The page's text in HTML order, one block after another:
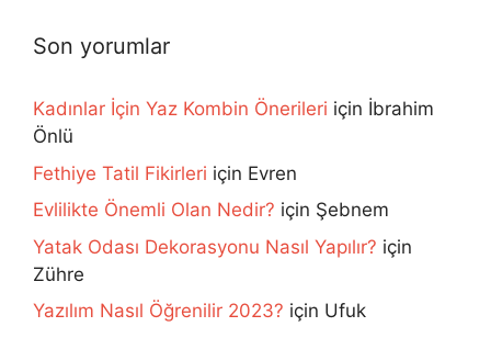
Son yorumlar
Kadınlar İçin Yaz Kombin Önerileri için İbrahim
Önlü
Fethiye Tatil Fikirleri için Evren
Evlilikte Önemli Olan Nedir? için Şebnem
Yatak Odası Dekorasyonu Nasıl Yapılır? için
Zühre
Yazılım Nasıl Öğrenilir 2023? için Ufuk